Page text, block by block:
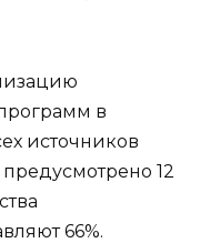
в
источников
12
66%.